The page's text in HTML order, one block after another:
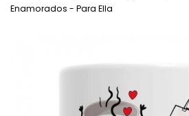
Enamorados - Para Ella